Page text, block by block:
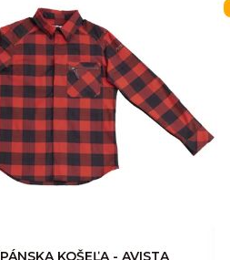
PÁNSKA KOŠEĽA - AVISTA